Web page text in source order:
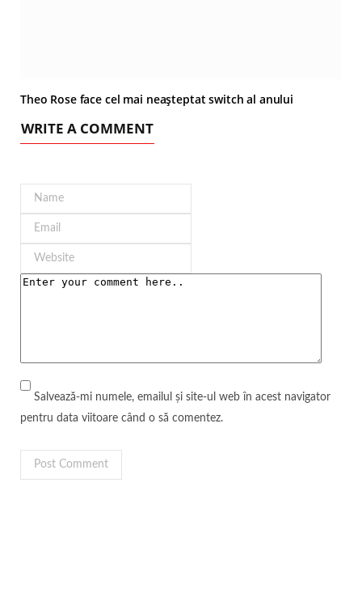
Theo Rose face cel mai neașteptat switch al anului
WRITE A COMMENT
Salvează-mi numele, emailul și site-ul web în acest navigator
pentru data viitoare când o să comentez.